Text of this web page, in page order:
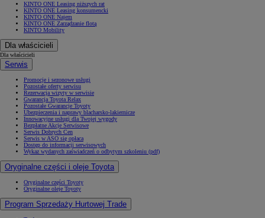
KINTO ONE Leasing niższych rat
KINTO ONE Leasing konsumencki
KINTO ONE Najem
KINTO ONE Zarządzanie flotą
KINTO Mobility
Dla właścicieli
Dla właścicieli
Serwis
Promocje i sezonowe usługi
Pozostałe oferty serwisu
Rezerwacja wizyty w serwisie
Gwarancja Toyota Relax
Pozostałe Gwarancje Toyoty
Ubezpieczenia i naprawy blacharsko-lakiernicze
Innowacyjne usługi dla Twojej wygody
Bezpłatne Akcje Serwisowe
Serwis Dobrych Cen
Serwis w ASO się opłaca
Dostęp do informacji serwisowych
Wykaz wydanych zaświadczeń o odbytym szkoleniu (pdf)
Oryginalne części i oleje Toyota
Oryginalne części Toyoty
Oryginalne oleje Toyoty
Program Sprzedaży Hurtowej Trade